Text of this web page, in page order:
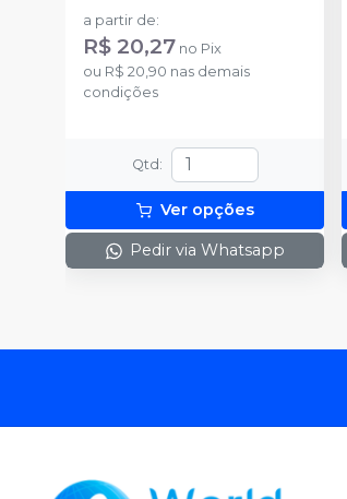
a partir de:
R$ 20,27 no Pix
ou R$ 20,90 nas demais
condições
Qtd :
Ver opções
Pedir via Whatsapp